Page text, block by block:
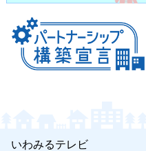
いわみるテレビ